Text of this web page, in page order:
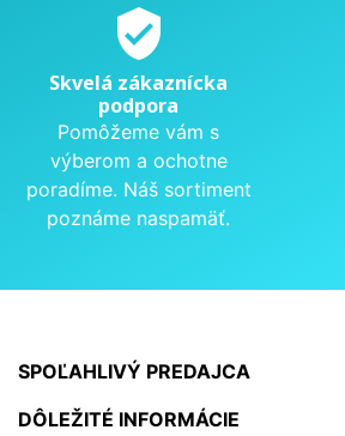
verified_user
Skvelá zákaznícka
podpora
Pomôžeme vám s
výberom a ochotne
poradíme. Náš sortiment
poznáme naspamäť.
SPOĽAHLIVÝ PREDAJCA
DÔLEŽITÉ INFORMÁCIE